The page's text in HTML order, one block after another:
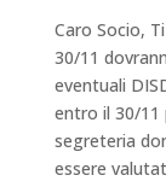
Caro Socio,
30/11
eventuali
entro il 30/11
segreteria
essere